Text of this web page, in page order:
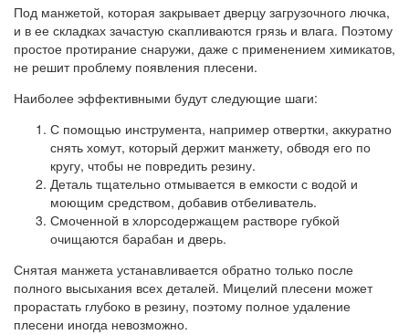
Под манжетой, которая закрывает дверцу загрузочного лючка,
и в ее складках зачастую скапливаются грязь и влага. Поэтому
простое протирание снаружи, даже с применением химикатов,
не решит проблему появления плесени.
Наиболее эффективными будут следующие шаги:
С помощью инструмента, например отвертки, аккуратно
снять хомут, который держит манжету, обводя его по
кругу, чтобы не повредить резину.
Деталь тщательно отмывается в емкости с водой и
моющим средством, добавив отбеливатель.
Смоченной в хлорсодержащем растворе губкой
очищаются барабан и дверь.
Снятая манжета устанавливается обратно только после
полного высыхания всех деталей. Мицелий плесени может
прорастать глубоко в резину, поэтому полное удаление
плесени иногда невозможно.